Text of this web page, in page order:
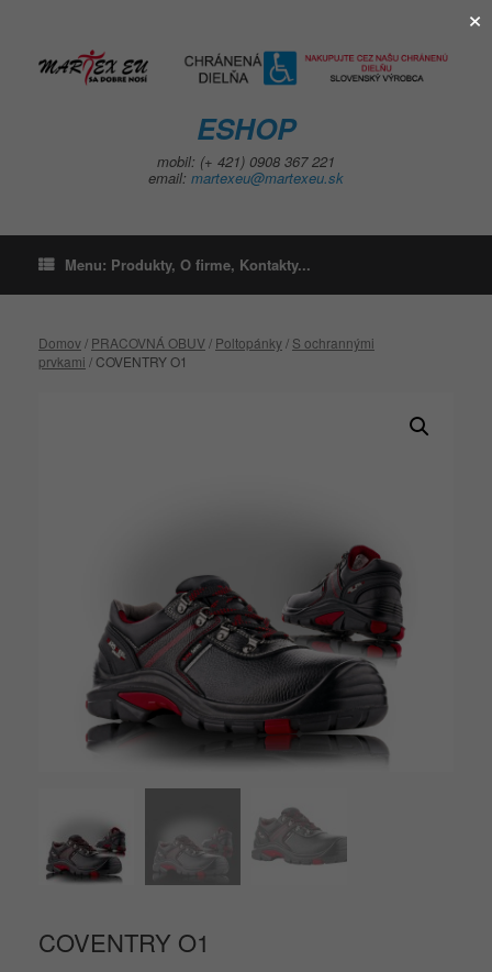
ESHOP
mobil: (+ 421) 0908 367 221
email: martexeu@martexeu.sk
Menu: Produkty, O firme, Kontakty...
Domov/ PRACOVNÁ OBUV/ Poltopánky/ S ochrannými
prvkami / COVENTRY O1
COVENTRY O1
×